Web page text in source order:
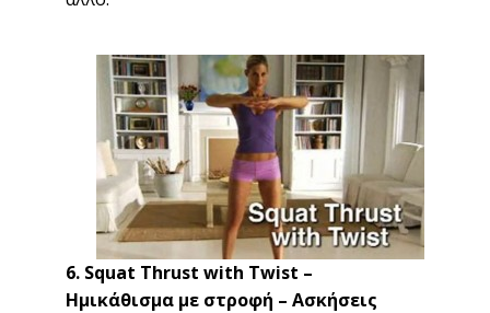
6. Squat Thrust with Twist –
Ημικάθισμα με στροφή – Ασκήσεις